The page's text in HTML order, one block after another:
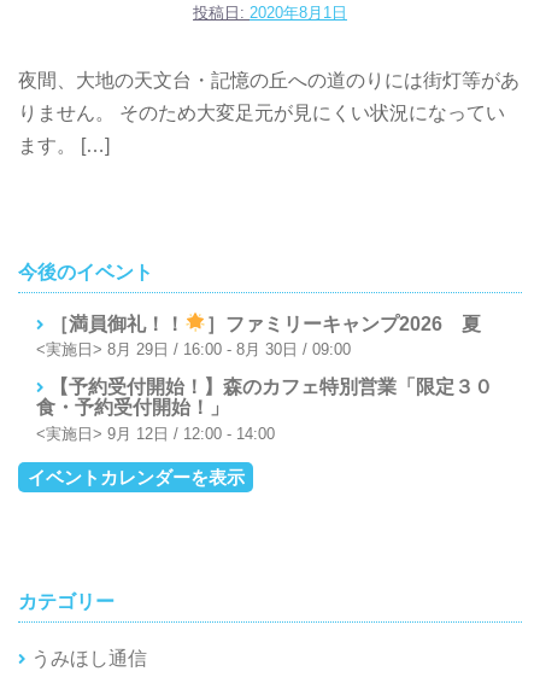
投稿日: 2020年8月1日
夜間、大地の天文台・記憶の丘への道のりには街灯等があ
りません。 そのため大変足元が見にくい状況になってい
ます。 […]
今後のイベント
［満員御礼！！ ］ファミリーキャンプ2026 夏
8月 29日 / 16:00 - 8月 30日 / 09:00
【予約受付開始！】森のカフェ特別営業「限定３０
食・予約受付開始！」
9月 12日 / 12:00 - 14:00
イベントカレンダーを表示
カテゴリー
うみほし通信